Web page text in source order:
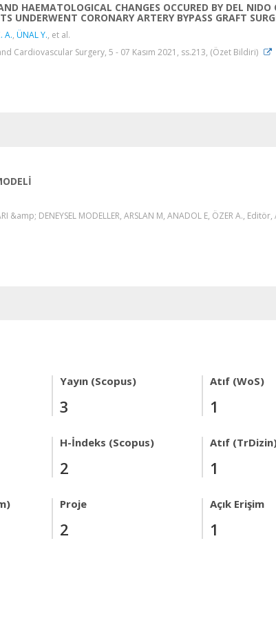
HAEMATOLOGICAL CHANGES OCCURED BY DEL NIDO
UNDERWENT CORONARY ARTERY BYPASS GRAFT
A., ÜNAL Y., et al.
Cardiovascular Surgery, 5 - 07 Kasım 2021, ss.213, (Özet Bildiri)
&amp; DENEYSEL MODELLER, ARSLAN M, ANADOL E, ÖZER A., Editör,
Yayın (Scopus)
3
Atıf (WoS)
1
H-İndeks (Scopus)
2
Atıf
1
Proje
2
Açık Erişim
1